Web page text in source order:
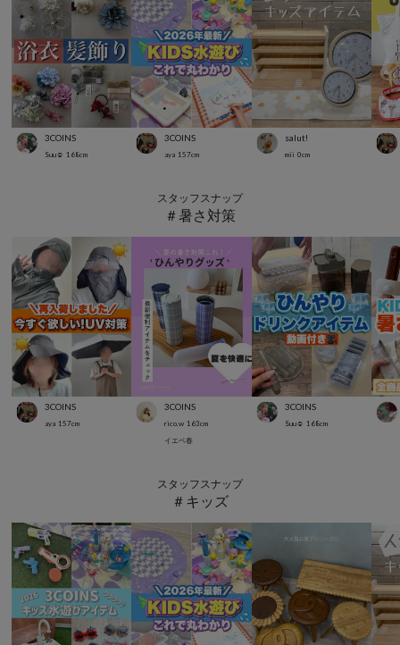
3COINS
Suu☺︎ 168cm
3COINS
aya 157cm
salut!
mii 0cm
スタッフスナップ
＃暑さ対策
3COINS
aya 157cm
3COINS
rico.w 163cm
イエベ春
3COINS
Suu☺︎ 168cm
スタッフスナップ
＃キッズ